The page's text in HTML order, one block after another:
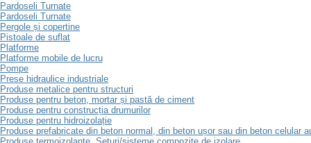
Pardoseli Turnate
Pardoseli Turnate
Pergole și copertine
Pistoale de suflat
Platforme
Platforme mobile de lucru
Pompe
Prese hidraulice industriale
Produse metalice pentru structuri
Produse pentru beton, mortar și pastă de ciment
Produse pentru construcția drumurilor
Produse pentru hidroizolație
Produse prefabricate din beton normal, din beton ușor sau din beton celular